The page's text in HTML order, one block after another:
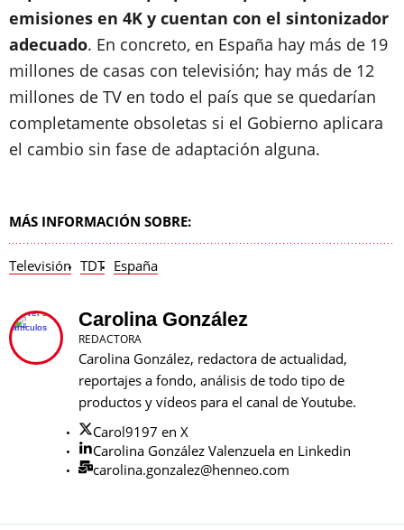
emisiones en 4K y cuentan con el sintonizador
adecuado. En concreto, en España hay más de 19
millones de casas con televisión; hay más de 12
millones de TV en todo el país que se quedarían
completamente obsoletas si el Gobierno aplicara
el cambio sin fase de adaptación alguna.
MÁS INFORMACIÓN SOBRE:
Televisión TDT España
Carolina González
REDACTORA
Carolina González, redactora de actualidad,
reportajes a fondo, análisis de todo tipo de
productos y vídeos para el canal de Youtube.
Carol9197 en X
Carolina González Valenzuela en Linkedin
carolina.gonzalez@henneo.com